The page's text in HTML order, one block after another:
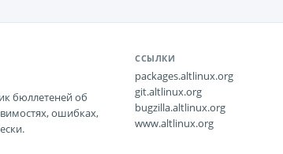
бюллетеней об
ошибках,
ССЫЛКИ
packages.altlinux.org
git.altlinux.org
bugzilla.altlinux.org
www.altlinux.org